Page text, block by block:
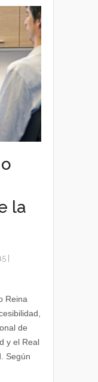
la
Reina
de
y el Real
Según